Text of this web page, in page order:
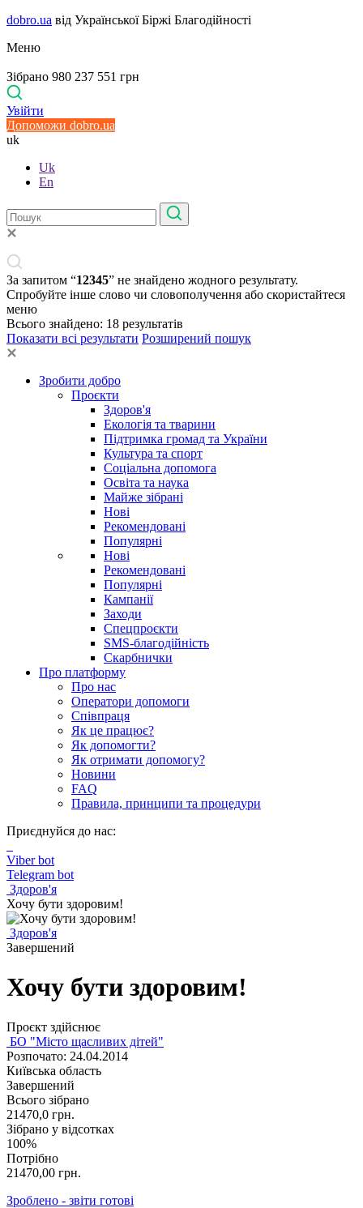
dobro.ua від Української Біржі Благодійності
Меню
Зібрано 980 237 551 грн
Увійти
Допоможи dobro.ua
uk
Uk
En
За запитом “12345” не знайдено жодного результату.
Спробуйте інше слово чи словополучення або скористайтеся
меню
Всього знайдено: 18 результатів
Показати всі результати Розширений пошук
Зробити добро
Проєкти
Здоров'я
Екологія та тварини
Підтримка громад та України
Культура та спорт
Соціальна допомога
Освіта та наука
Майже зібрані
Нові
Рекомендовані
Популярні
Нові
Рекомендовані
Популярні
Кампанії
Заходи
Спецпроєкти
SMS-благодійність
Скарбнички
Про платформу
Про нас
Оператори допомоги
Співпраця
Як це працює?
Як допомогти?
Як отримати допомогу?
Новини
FAQ
Правила, принципи та процедури
Приєднуйся до нас:
Viber bot
Telegram bot
Здоров'я
Хочу бути здоровим!
Здоров'я
Завершений
Хочу бути здоровим!
Проєкт здійснює
БО "Місто щасливих дітей"
Розпочато: 24.04.2014
Київська область
Завершений
Всього зібрано
21470,0 грн.
Зібрано у відсотках
100%
Потрібно
21470,00 грн.
Зроблено - звіти готові